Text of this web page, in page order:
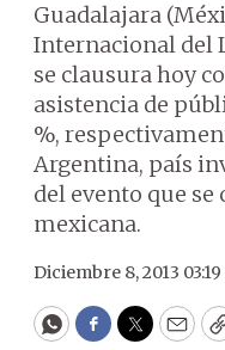
Guadalajara
Internacional del
se clausura hoy
asistencia de
%,
Argentina, país
del evento que se
mexicana.
Diciembre 8, 2013 03:19
WhatsApp
Facebook
Twitter